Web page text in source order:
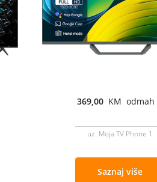
369,00 KM odmah
uz Moja TV Phone 1
Saznaj više